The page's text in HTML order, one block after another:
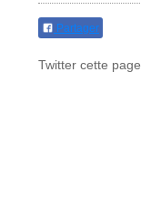
Partager
Twitter cette page